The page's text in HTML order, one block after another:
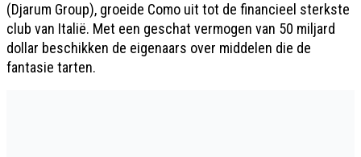
(Djarum Group), groeide Como uit tot de financieel sterkste
club van Italië. Met een geschat vermogen van 50 miljard
dollar beschikken de eigenaars over middelen die de
fantasie tarten.